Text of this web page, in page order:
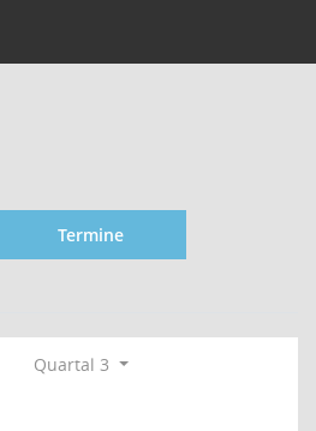
Termine
Quartal 3